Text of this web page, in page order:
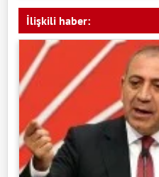
İlişkili haber: